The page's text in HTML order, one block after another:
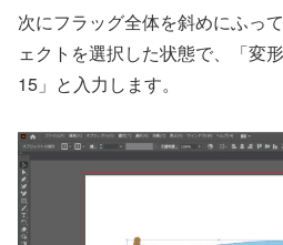
次にフラッグ全体を斜めにふっ
ェクトを選択した状態で、「変
15」と入力します。